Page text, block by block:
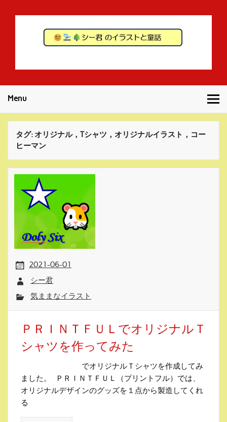
content
シー君のイラス
トと童話
Menu
タグ:オリジナル，Tシャツ，オリジナルイラスト，コー
ヒーマン
2021-06-01
シー君
気ままなイラスト
ＰＲＩＮＴＦＵＬでオリジナルＴ
シャツを作ってみた
でオリジナルＴシャツを作成してみ
ました。 ＰＲＩＮＴＦＵＬ（プリントフル）では、
オリジナルデザインのグッズを１点から製造してくれ
る